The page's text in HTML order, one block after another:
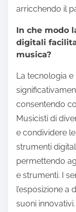
arricchendo il
In che modo
digitali
musica?
La tecnologia
consentendo
Musicisti di
e condividere
strumenti
permettendo
e strumenti. I
l’esposizione
suoni